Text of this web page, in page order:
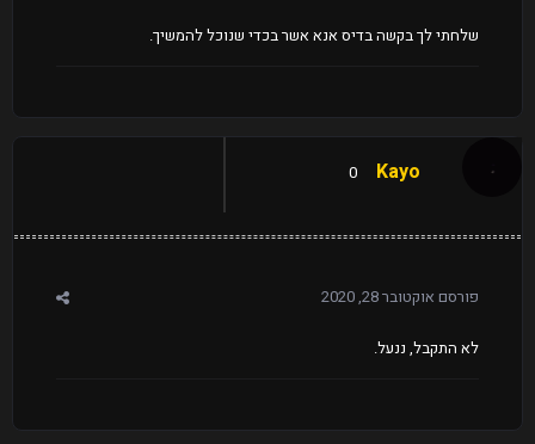
שלחתי לך בקשה בדיס אנא אשר בכדי שנוכל להמשיך.
Kayo
0
פורסם אוקטובר 28, 2020
לא התקבל, ננעל.